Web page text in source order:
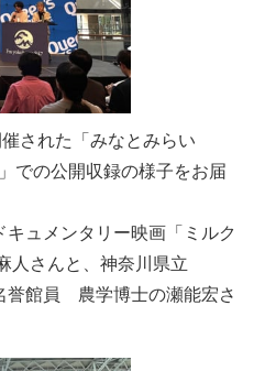
された「みなとみらい
での公開収録の様子をお届
ュメンタリー映画「ミルク
人さんと、神奈川県立
誉館員 農学博士の瀬能宏さ